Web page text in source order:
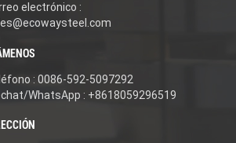
electrónico :
: 0086-592-5097292
WhatsApp : +8618059296519